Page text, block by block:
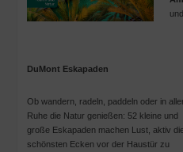
und
DuMont Eskapaden
Ob wandern, radeln, paddeln oder in
Ruhe die Natur genießen: 52 kleine und
große Eskapaden machen Lust, aktiv
schönsten Ecken vor der Haustür zu